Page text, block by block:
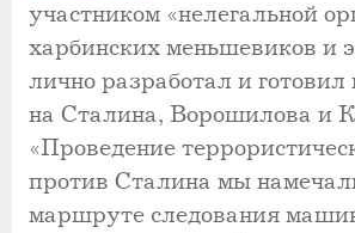
участником «нелегальной
харбинских меньшевиков и
лично разработал и
на Сталина, Ворошилова и
«Проведение
против Сталина мы
маршруте следования